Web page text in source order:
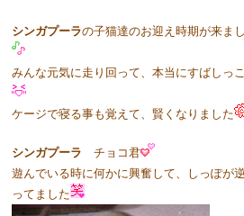
シンガプーラの子猫達のお迎え時期が来ま
みんな元気に走り回って、本当にすばしっ
ケージで寝る事も覚えて、賢くなりました
シンガプーラ チョコ君
遊んでいる時に何かに興奮して、しっぽが
ってました